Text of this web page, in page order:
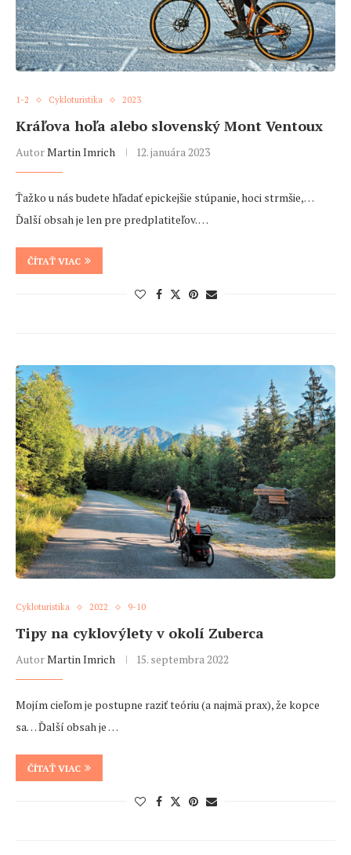
1-2 Cykloturistika 2023
Kráľova hoľa alebo slovenský Mont Ventoux
AutorMartin Imrich 12. januára 2023
Ťažko u nás budete hľadať epickejšie stúpanie, hoci strmšie,…
Ďalší obsah je len pre predplatiteľov. …
ČÍTAŤ VIAC
Cykloturistika 2022 9-10
Tipy na cyklovýlety v okolí Zuberca
AutorMartin Imrich 15. septembra 2022
Mojím cieľom je postupne raziť teóriu (a najmä prax), že kopce
sa… Ďalší obsah je …
ČÍTAŤ VIAC